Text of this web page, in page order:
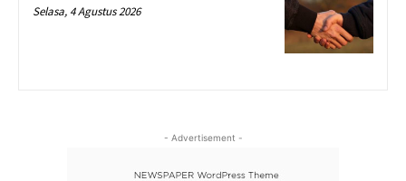
Selasa, 4 Agustus 2026
- Advertisement -